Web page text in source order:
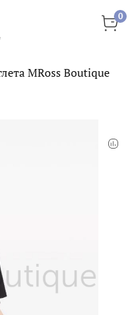
0
MRoss Boutique